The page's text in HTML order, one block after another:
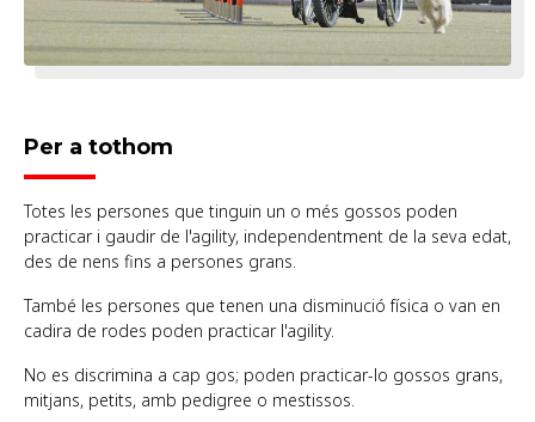
Per a tothom
Totes les persones que tinguin un o més gossos poden
practicar i gaudir de l'agility, independentment de la seva edat,
des de nens fins a persones grans.
També les persones que tenen una disminució física o van en
cadira de rodes poden practicar l'agility.
No es discrimina a cap gos; poden practicar-lo gossos grans,
mitjans, petits, amb pedigree o mestissos.